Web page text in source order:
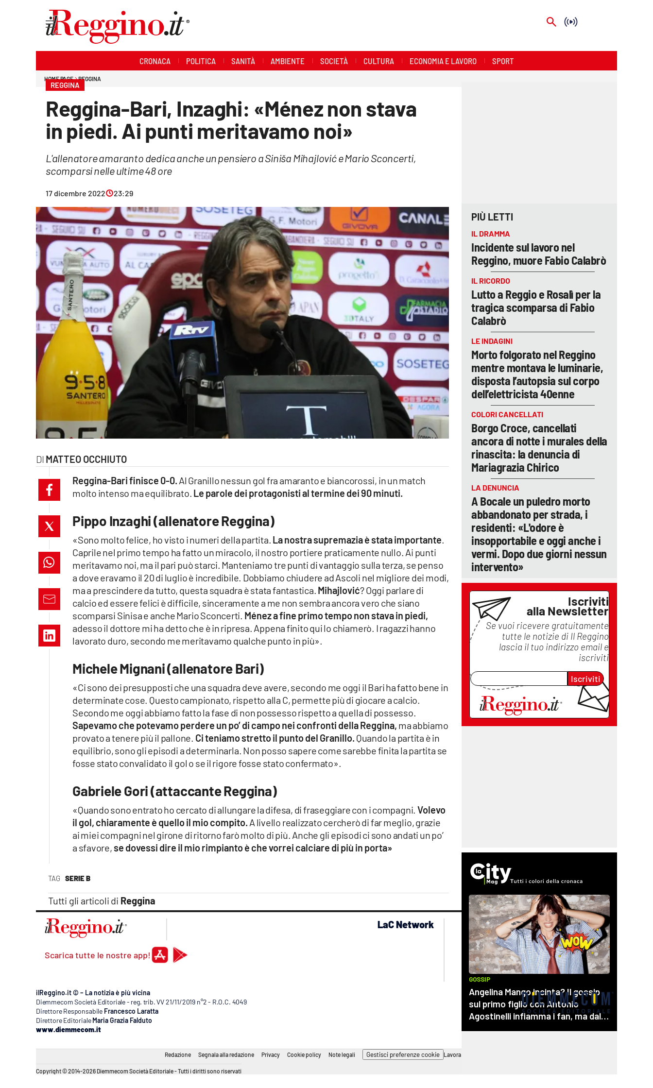
Lac Network
cosenzachannel.it
catanzarochannel.it
lacapitalenews.it
Vai
CRONACA POLITICA SANITÀ AMBIENTE SOCIETÀ CULTURA ECONOMIA E LAVORO SPORT
HOME PAGE REGGINA
REGGINA
Reggina-Bari, Inzaghi: «Ménez non stava
in piedi. Ai punti meritavamo noi»
L'allenatore amaranto dedica anche un pensiero a Siniša Mihajlović e Mario Sconcerti,
scomparsi nelle ultime 48 ore
17 dicembre 2022 23:29
MATTEO OCCHIUTO
TAG SERIE B
Tutti gli articoli di Reggina
Reggina-Bari finisce 0-0. Al Granillo nessun gol fra amaranto e biancorossi, in un match
molto intenso ma equilibrato. Le parole dei protagonisti al termine dei 90 minuti.
Pippo Inzaghi (allenatore Reggina)
«Sono molto felice, ho visto i numeri della partita. La nostra supremazia è stata importante.
Caprile nel primo tempo ha fatto un miracolo, il nostro portiere praticamente nullo. Ai punti
meritavamo noi, ma il pari può starci. Manteniamo tre punti di vantaggio sulla terza, se penso
a dove eravamo il 20 di luglio è incredibile. Dobbiamo chiudere ad Ascoli nel migliore dei modi,
ma a prescindere da tutto, questa squadra è stata fantastica. Mihajlović? Oggi parlare di
calcio ed essere felici è difficile, sinceramente a me non sembra ancora vero che siano
scomparsi Sinisa e anche Mario Sconcerti. Ménez a fine primo tempo non stava in piedi,
adesso il dottore mi ha detto che è in ripresa. Appena finito qui lo chiamerò. I ragazzi hanno
lavorato duro, secondo me meritavamo qualche punto in più».
Michele Mignani (allenatore Bari)
«Ci sono dei presupposti che una squadra deve avere, secondo me oggi il Bari ha fatto bene in
determinate cose. Questo campionato, rispetto alla C, permette più di giocare a calcio.
Secondo me oggi abbiamo fatto la fase di non possesso rispetto a quella di possesso.
Sapevamo che potevamo perdere un po’ di campo nei confronti della Reggina, ma abbiamo
provato a tenere più il pallone. Ci teniamo stretto il punto del Granillo. Quando la partita è in
equilibrio, sono gli episodi a determinarla. Non posso sapere come sarebbe finita la partita se
fosse stato convalidato il gol o se il rigore fosse stato confermato».
Gabriele Gori (attaccante Reggina)
«Quando sono entrato ho cercato di allungare la difesa, di fraseggiare con i compagni. Volevo
il gol, chiaramente è quello il mio compito. A livello realizzato cercherò di far meglio, grazie
ai miei compagni nel girone di ritorno farò molto di più. Anche gli episodi ci sono andati un po’
a sfavore, se dovessi dire il mio rimpianto è che vorrei calciare di più in porta»
PIÙ LETTI
IL DRAMMA
Incidente sul lavoro nel
Reggino, muore Fabio Calabrò
IL RICORDO
Lutto a Reggio e Rosalì per la
tragica scomparsa di Fabio
Calabrò
LE INDAGINI
Morto folgorato nel Reggino
mentre montava le luminarie,
disposta l’autopsia sul corpo
dell’elettricista 40enne
COLORI CANCELLATI
Borgo Croce, cancellati
ancora di notte i murales della
rinascita: la denuncia di
Mariagrazia Chirico
LA DENUNCIA
A Bocale un puledro morto
abbandonato per strada, i
residenti: «L'odore è
insopportabile e oggi anche i
vermi. Dopo due giorni nessun
intervento»
Iscriviti
alla Newsletter
Se vuoi ricevere gratuitamente
tutte le notizie di Il Reggino
lascia il tuo indirizzo email e
iscriviti
Iscriviti
Scarica tutte le nostre app!
LaC Network
lacplay.it
lactv.it
laconair.it
lacitymag.it
lacapitalenews.it
cosenzachannel.it
ilvibonese.it
catanzarochannel.it
ilReggino.it © – La notizia è più vicina
Diemmecom Società Editoriale - reg. trib. VV 21/11/2019 n°2 - R.O.C. 4049
Direttore Responsabile Francesco Laratta
Direttore Editoriale Maria Grazia Falduto
www.diemmecom.it
Redazione Segnala alla redazione Privacy Cookie policy Note legali Gestisci preferenze cookie Lavora con noi
Copyright © 2014-2026 Diemmecom Società Editoriale - Tutti i diritti sono riservati